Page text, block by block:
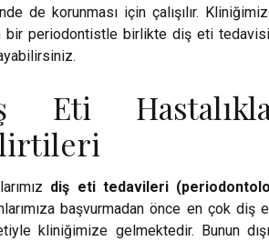
de korunması için çalışılır.
bir periodontistle birlikte diş eti tedavisi
Eti
diş eti tedavileri
başvurmadan önce en çok diş
kliniğimize gelmektedir. Bunun